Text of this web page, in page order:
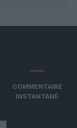
COMMENTAIRE
INSTANTANÉ